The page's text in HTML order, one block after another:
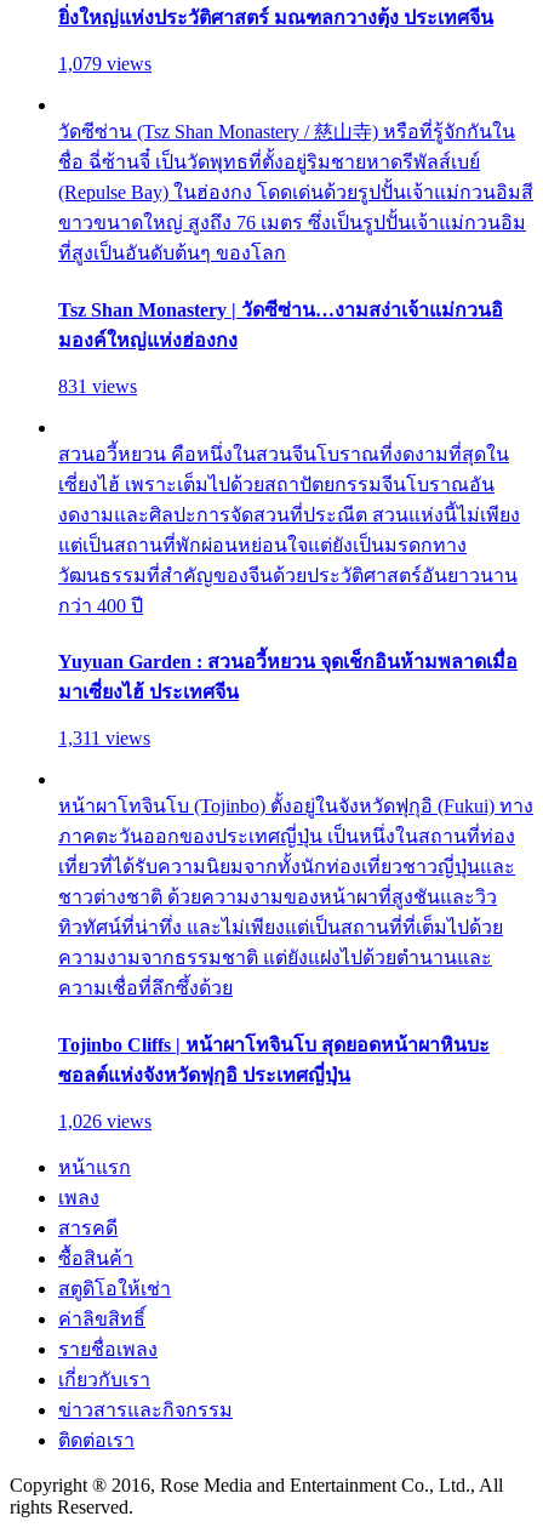
ยิ่งใหญ่แห่งประวัติศาสตร์ มณฑลกวางตุ้ง ประเทศจีน
1,079 views
วัดซีซ่าน (Tsz Shan Monastery / 慈山寺) หรือที่รู้จักกันใน
ชื่อ ฉี่ซ้านจี๋ เป็นวัดพุทธที่ตั้งอยู่ริมชายหาดรีพัลส์เบย์
(Repulse Bay) ในฮ่องกง โดดเด่นด้วยรูปปั้นเจ้าแม่กวนอิมสี
ขาวขนาดใหญ่ สูงถึง 76 เมตร ซึ่งเป็นรูปปั้นเจ้าแม่กวนอิม
ที่สูงเป็นอันดับต้นๆ ของโลก
Tsz Shan Monastery | วัดซีซ่าน…งามสง่าเจ้าแม่กวนอิ
มองค์ใหญ่แห่งฮ่องกง
831 views
สวนอวี้หยวน คือหนึ่งในสวนจีนโบราณที่งดงามที่สุดใน
เซี่ยงไฮ้ เพราะเต็มไปด้วยสถาปัตยกรรมจีนโบราณอัน
งดงามและศิลปะการจัดสวนที่ประณีต สวนแห่งนี้ไม่เพียง
แต่เป็นสถานที่พักผ่อนหย่อนใจแต่ยังเป็นมรดกทาง
วัฒนธรรมที่สำคัญของจีนด้วยประวัติศาสตร์อันยาวนาน
กว่า 400 ปี
Yuyuan Garden : สวนอวี้หยวน จุดเช็กอินห้ามพลาดเมื่อ
มาเซี่ยงไฮ้ ประเทศจีน
1,311 views
หน้าผาโทจินโบ (Tojinbo) ตั้งอยู่ในจังหวัดฟุกุอิ (Fukui) ทาง
ภาคตะวันออกของประเทศญี่ปุ่น เป็นหนึ่งในสถานที่ท่อง
เที่ยวที่ได้รับความนิยมจากทั้งนักท่องเที่ยวชาวญี่ปุ่นและ
ชาวต่างชาติ ด้วยความงามของหน้าผาที่สูงชันและวิว
ทิวทัศน์ที่น่าทึ่ง และไม่เพียงแต่เป็นสถานที่ที่เต็มไปด้วย
ความงามจากธรรมชาติ แต่ยังแฝงไปด้วยตำนานและ
ความเชื่อที่ลึกซึ้งด้วย
Tojinbo Cliffs | หน้าผาโทจินโบ สุดยอดหน้าผาหินบะ
ซอลต์แห่งจังหวัดฟุกุอิ ประเทศญี่ปุ่น
1,026 views
หน้าแรก
เพลง
สารคดี
ซื้อสินค้า
สตูดิโอให้เช่า
ค่าลิขสิทธิ์
รายชื่อเพลง
เกี่ยวกับเรา
ข่าวสารและกิจกรรม
ติดต่อเรา
Copyright ® 2016, Rose Media and Entertainment Co., Ltd., All
rights Reserved.